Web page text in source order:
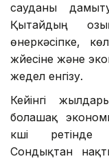
сауданы
Қытайдың
өнеркәсіпке,
жүйесіне және
жедел енгізу.
Кейінгі
болашақ
күші ретінде
Сондықтан